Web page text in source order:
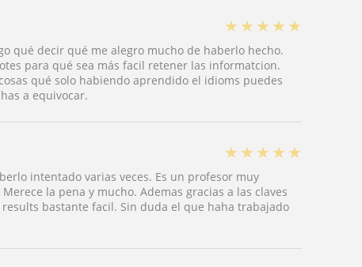
★ ★ ★ ★ ★
qué decir qué me alegro mucho de haberlo hecho.
para qué sea más facil retener las informatcion.
qué solo habiendo aprendido el idioms puedes
a equivocar.
★ ★ ★ ★ ★
intentado varias veces. Es un profesor muy
la pena y mucho. Ademas gracias a las claves
bastante facil. Sin duda el que haha trabajado